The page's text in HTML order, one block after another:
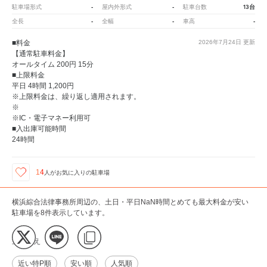
駐車場形式 - 屋内外形式 - 駐車台数 13台
全長 - 全幅 - 車高 -
2026年7月24日 更新
■料金
【通常駐車料金】
オールタイム 200円 15分
■上限料金
平日 4時間 1,200円
※上限料金は、繰り返し適用されます。
※
※IC・電子マネー利用可
■入出庫可能時間
24時間
14 人がお気に入りの駐車場
横浜綜合法律事務所周辺の、土日・平日NaN時間とめても最大料金が安い
駐車場を8件表示しています。
並び替え
近い特P順 安い順 人気順